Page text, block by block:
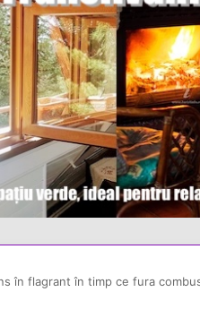
în flagrant în timp ce fura